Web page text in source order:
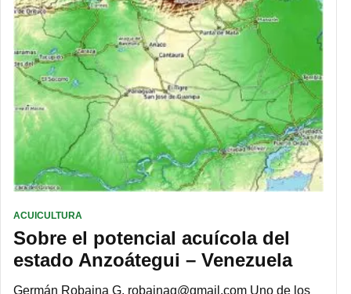
ACUICULTURA
Sobre el potencial acuícola del
estado Anzoátegui – Venezuela
Germán Robaina G. robainag@gmail.com Uno de los